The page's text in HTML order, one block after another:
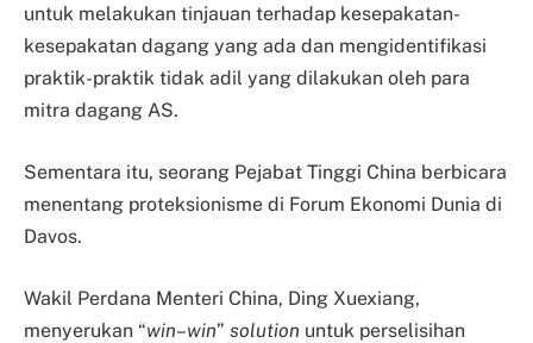
untuk melakukan tinjauan terhadap kesepakatan-
kesepakatan dagang yang ada dan mengidentifikasi
praktik-praktik tidak adil yang dilakukan oleh para
mitra dagang AS.
Sementara itu, seorang Pejabat Tinggi China berbicara
menentang proteksionisme di Forum Ekonomi Dunia di
Davos.
Wakil Perdana Menteri China, Ding Xuexiang,
menyerukan “win–win” solution untuk perselisihan